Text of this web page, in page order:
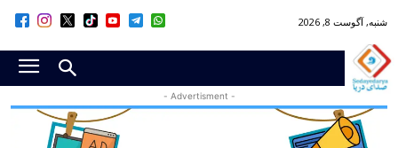
شنبه, آگوست 8, 2026
- Advertisment -